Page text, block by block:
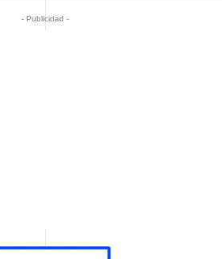
- Publicidad -